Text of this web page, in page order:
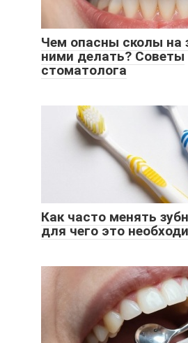
Чем опасны сколы на
ними делать? Советы
стоматолога
Как часто менять
для чего это